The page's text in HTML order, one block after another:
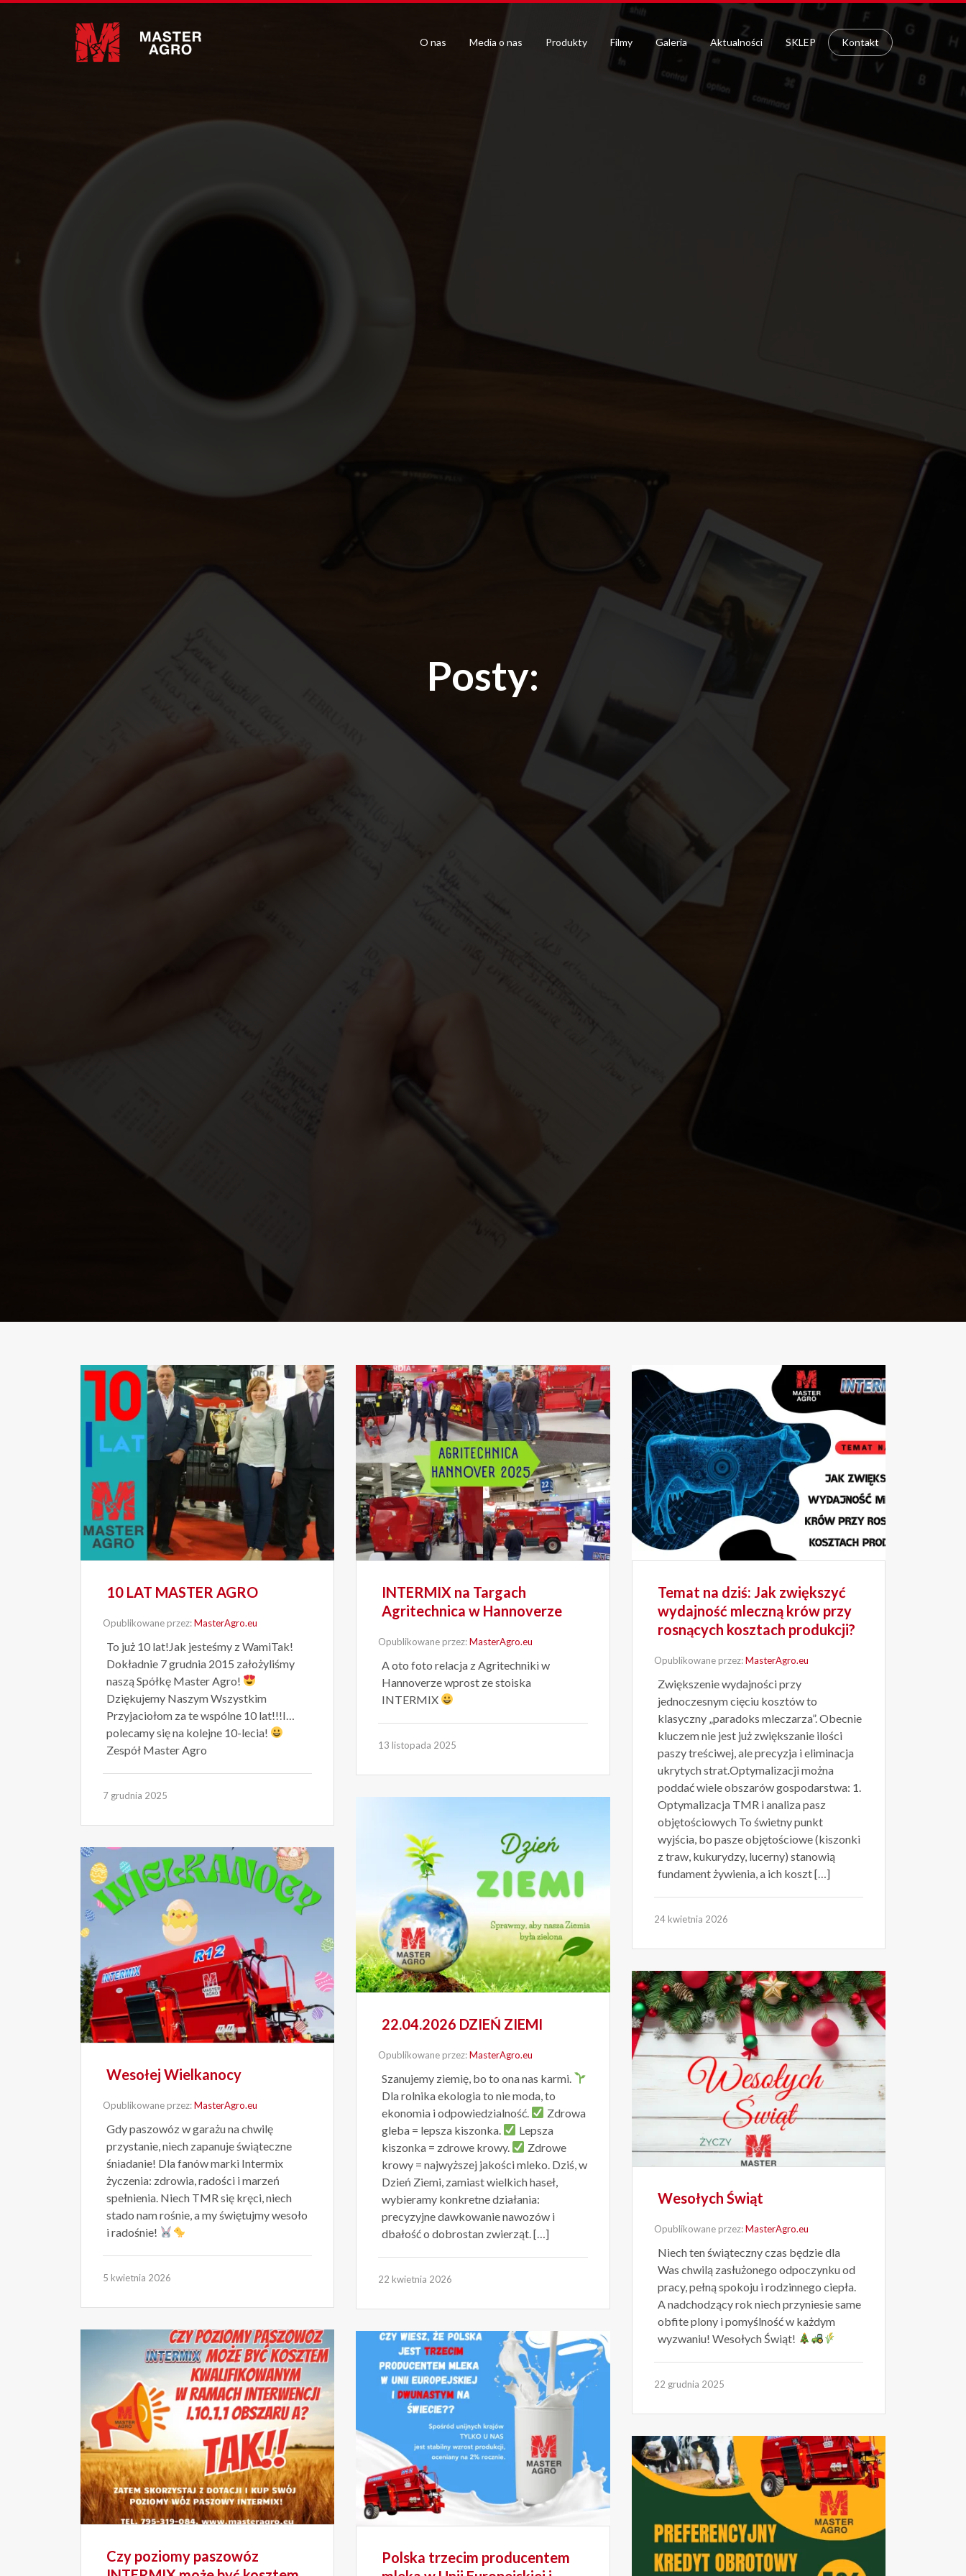
O nas Media o nas Produkty Filmy Galeria Aktualności SKLEP Kontakt
Posty:
10 LAT MASTER AGRO
Opublikowane przez:MasterAgro.eu
To już 10 lat!Jak jesteśmy z WamiTak!
Dokładnie 7 grudnia 2015 założyliśmy
naszą Spółkę Master Agro!
Dziękujemy Naszym Wszystkim
Przyjaciołom za te wspólne 10 lat!!!I…
polecamy się na kolejne 10-lecia!
Zespół Master Agro
7 grudnia 2025
INTERMIX na Targach
Agritechnica w Hannoverze
Opublikowane przez:MasterAgro.eu
A oto foto relacja z Agritechniki w
Hannoverze wprost ze stoiska
INTERMIX
13 listopada 2025
Temat na dziś: Jak zwiększyć
wydajność mleczną krów przy
rosnących kosztach produkcji?
Opublikowane przez:MasterAgro.eu
Zwiększenie wydajności przy
jednoczesnym cięciu kosztów to
klasyczny „paradoks mleczarza”. Obecnie
kluczem nie jest już zwiększanie ilości
paszy treściwej, ale precyzja i eliminacja
ukrytych strat.Optymalizacji można
poddać wiele obszarów gospodarstwa: 1.
Optymalizacja TMR i analiza pasz
objętościowych To świetny punkt
wyjścia, bo pasze objętościowe (kiszonki
z traw, kukurydzy, lucerny) stanowią
fundament żywienia, a ich koszt […]
24 kwietnia 2026
22.04.2026 DZIEŃ ZIEMI
Opublikowane przez:MasterAgro.eu
Szanujemy ziemię, bo to ona nas karmi.
Dla rolnika ekologia to nie moda, to
ekonomia i odpowiedzialność.
Zdrowa
gleba = lepsza kiszonka.
Lepsza
kiszonka = zdrowe krowy.
Zdrowe
krowy = najwyższej jakości mleko. Dziś, w
Dzień Ziemi, zamiast wielkich haseł,
wybieramy konkretne działania:
precyzyjne dawkowanie nawozów i
dbałość o dobrostan zwierząt. […]
22 kwietnia 2026
Wesołej Wielkanocy
Opublikowane przez:MasterAgro.eu
Gdy paszowóz w garażu na chwilę
przystanie, niech zapanuje świąteczne
śniadanie! Dla fanów marki Intermix
życzenia: zdrowia, radości i marzeń
spełnienia. Niech TMR się kręci, niech
stado nam rośnie, a my świętujmy wesoło
i radośnie!
5 kwietnia 2026
Wesołych Świąt
Opublikowane przez:MasterAgro.eu
Niech ten świąteczny czas będzie dla
Was chwilą zasłużonego odpoczynku od
pracy, pełną spokoju i rodzinnego ciepła.
A nadchodzący rok niech przyniesie same
obfite plony i pomyślność w każdym
wyzwaniu! Wesołych Świąt!
22 grudnia 2025
Czy poziomy paszowóz
Polska trzecim producentem